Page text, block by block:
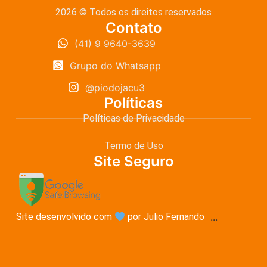
2026 © Todos os direitos reservados
Contato
(41) 9 9640-3639
Grupo do Whatsapp
@piodojacu3
Políticas
Políticas de Privacidade
Termo de Uso
Site Seguro
Site desenvolvido com por Julio Fernando ...